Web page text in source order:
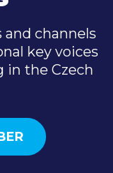
channels
key voices
in the Czech